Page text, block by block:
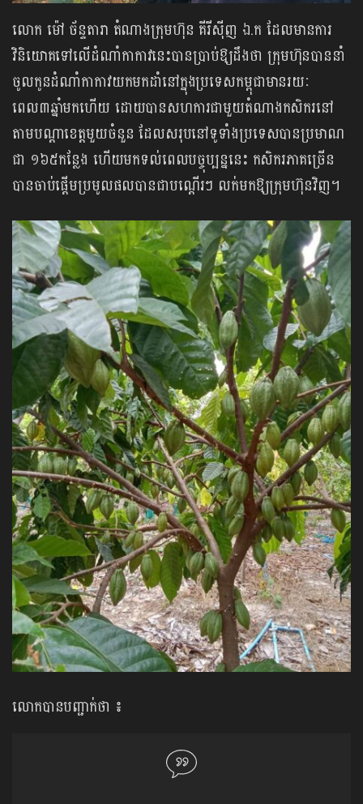
លោក ម៉ៅ ច័ន្ទតារា តំណាងក្រុមហ៊ុន គីរីស៊ីញ ឯ.ក ដែលមានការ
វិនិយោគទៅលើដំណាំកាកាវនេះបានប្រាប់ឱ្យដឹងថា ក្រុមហ៊ុនបាននាំ
ចូលកូនដំណាំកាកាវយកមកដាំនៅក្នុងប្រទេសកម្ពុជាមានរយៈ
ពេល៣ឆ្នាំមកហើយ ដោយបានសហការជាមួយតំណាងកសិករនៅ
តាមបណ្តាខេត្តមួយចំនួន ដែលសរុបនៅទូទាំងប្រទេស​បានប្រមាណ
ជា ១៦៥កន្លែង ហើយមកទល់ពេលបច្ចុប្បន្ននេះ កសិករភាគច្រើន
បានចាប់ផ្តើមប្រមូលផល​បានជាបណ្តើរៗ លក់មកឱ្យក្រុមហ៊ុនវិញ។
លោកបានបញ្ជាក់ថា ៖